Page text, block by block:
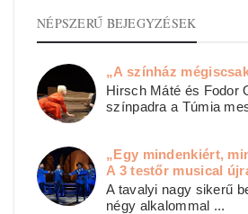
NÉPSZERŰ BEJEGYZÉSEK
„A színház
Hirsch Máté és Fodor
színpadra a Túmia
„Egy mindenkiért,
A 3 testőr musical
A tavalyi nagy sikerű
négy alkalommal ...